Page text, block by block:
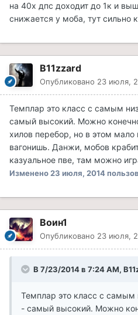
на 40х дпс доходит до 1к и
снижается у моба, тут сильно
B11zzard
Опубликовано 23 июля,
Темплар это класс с самым
самый высокий. Можно
хилов перебор, но в этом мало
вагонишь. Данжи, мобов
казуальное пве, там можно
Изменено23 июля, 2014
Воин1
Опубликовано 23 июля,
В 7/23/2014 в 7:24 AM,
Темплар это класс с самым
- самый высокий. Можно